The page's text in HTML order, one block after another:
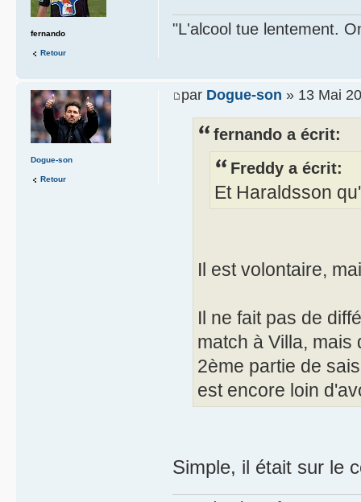
"L'alcool tue lentement.
fernando
Retour
par Dogue-son » 13 Mai
fernando a écrit:
Freddy a écrit:
Et Haraldsson
Il est volontaire,
Il ne fait pas de
match à Villa, mais
2ème partie de
est encore loin
Simple, il était sur le
Dogue-son
Retour